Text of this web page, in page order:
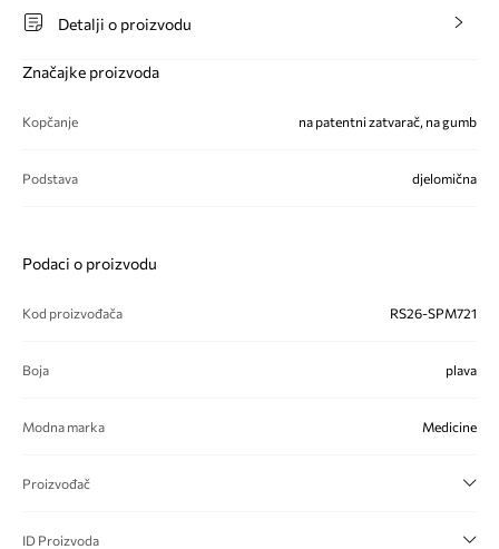
Detalji o proizvodu
Značajke proizvoda
Kopčanje na patentni zatvarač, na gumb
Podstava djelomična
Podaci o proizvodu
Kod proizvođača RS26-SPM721
Boja plava
Modna marka Medicine
Proizvođač
ID Proizvoda